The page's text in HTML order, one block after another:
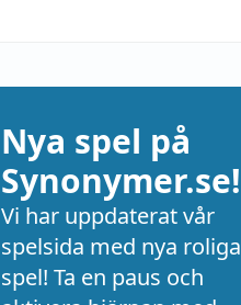
Nya spel på
Synonymer.se!
Vi har uppdaterat vår
spelsida med nya roliga
spel! Ta en paus och